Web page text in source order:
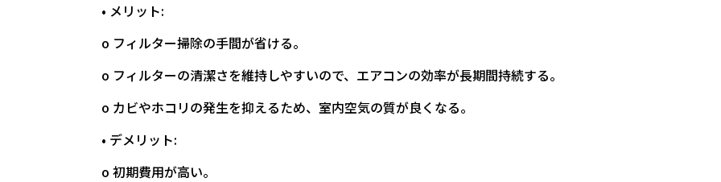
• メリット:
o フィルター掃除の手間が省ける。
o フィルターの清潔さを維持しやすいので、エアコンの効率が長期間持続する。
o カビやホコリの発生を抑えるため、室内空気の質が良くなる。
• デメリット:
o 初期費用が高い。